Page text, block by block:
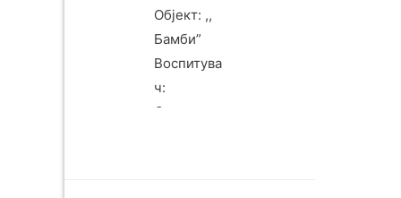
Објект: ,,
Бамби”
Воспитува
ч:
Снежана